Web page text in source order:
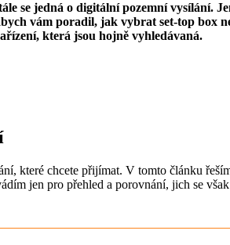
se jedná o digitální pozemní vysílání.
vám poradil, jak vybrat set-top box
která jsou hojně vyhledávaná.
které chcete přijímat. V tomto článku
jen pro přehled a porovnání, jich se